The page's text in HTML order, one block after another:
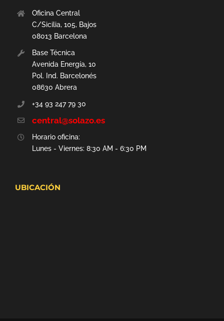
Oficina Central
C/Sicilia, 105, Bajos
08013 Barcelona
Base Técnica
Avenida Energía, 10
Pol. Ind. Barcelonés
08630 Abrera
+34 93 247 79 30
central@solazo.es
Horario oficina:
Lunes - Viernes: 8:30 AM - 6:30 PM
UBICACIÓN